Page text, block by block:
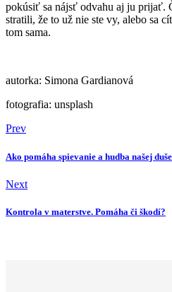
pokúsiť sa nájsť odvahu aj ju prijať.
stratili, že to už nie ste vy, alebo sa
tom sama.
autorka: Simona Gardianová
fotografia: unsplash
Prev
Ako pomáha spievanie a hudba našej
Next
Kontrola v materstve. Pomáha či škodí?